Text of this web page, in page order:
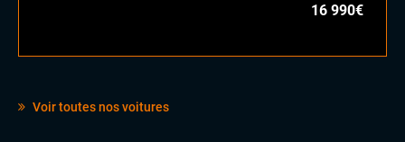
16 990€
Voir toutes nos voitures